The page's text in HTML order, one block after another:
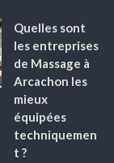
Quelles sont
les entreprises
de Massage à
Arcachon les
mieux
équipées
techniquemen
t ?